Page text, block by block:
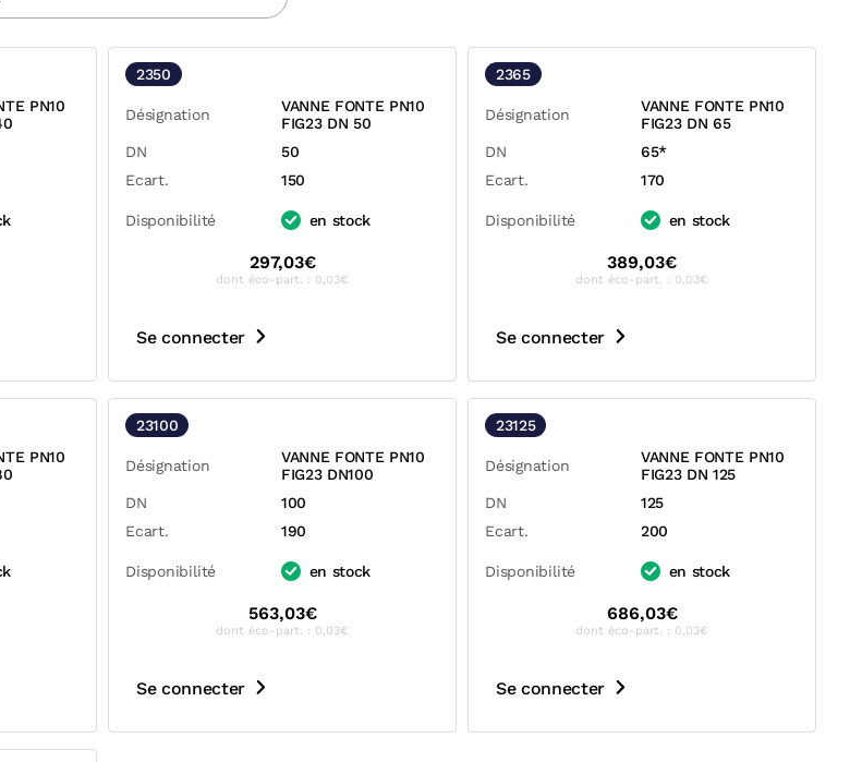
PN10
2350
Désignation
VANNE FONTE PN10
FIG23 DN 50
DN
50
Ecart.
150
Disponibilité en stock
297,03€
dont éco-part. : 0,03€
Se connecter
2365
Désignation
VANNE FONTE PN10
FIG23 DN 65
DN
65*
Ecart.
170
Disponibilité en stock
389,03€
dont éco-part. : 0,03€
Se connecter
PN10
23100
Désignation
VANNE FONTE PN10
FIG23 DN100
DN
100
Ecart.
190
Disponibilité en stock
563,03€
dont éco-part. : 0,03€
Se connecter
23125
Désignation
VANNE FONTE PN10
FIG23 DN 125
DN
125
Ecart.
200
Disponibilité en stock
686,03€
dont éco-part. : 0,03€
Se connecter